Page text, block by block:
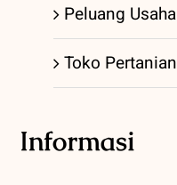
Peluang Usaha
Toko Pertanian
Informasi